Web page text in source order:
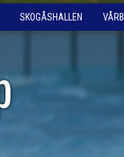
SKOGÅSHALLEN